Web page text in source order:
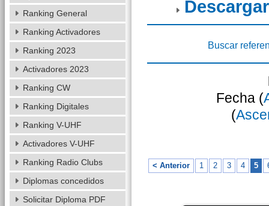
Buscar
Fecha (
(
< Anterior 1 2 3 4 5
Ranking General
Ranking Activadores
Ranking 2023
Activadores 2023
Ranking CW
Ranking Digitales
Ranking V-UHF
Activadores V-UHF
Ranking Radio Clubs
Diplomas concedidos
Solicitar Diploma PDF